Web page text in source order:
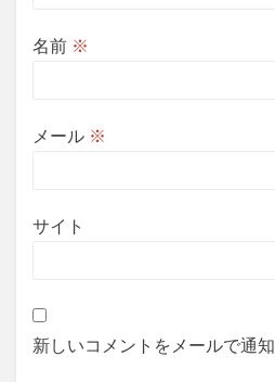
名前 ※
メール ※
サイト
新しいコメントをメールで通知